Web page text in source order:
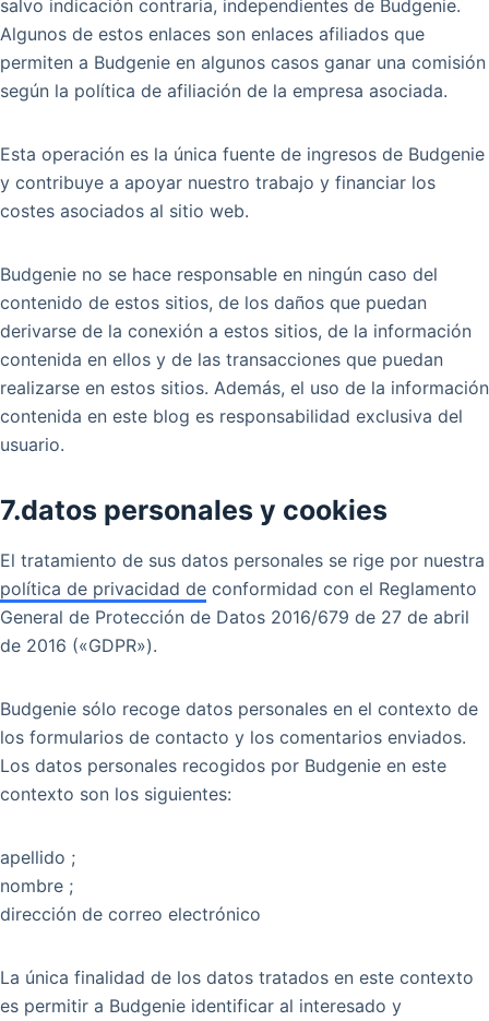
salvo indicación contraria, independientes de Budgenie.
Algunos de estos enlaces son enlaces afiliados que
permiten a Budgenie en algunos casos ganar una comisión
según la política de afiliación de la empresa asociada.
Esta operación es la única fuente de ingresos de Budgenie
y contribuye a apoyar nuestro trabajo y financiar los
costes asociados al sitio web.
Budgenie no se hace responsable en ningún caso del
contenido de estos sitios, de los daños que puedan
derivarse de la conexión a estos sitios, de la información
contenida en ellos y de las transacciones que puedan
realizarse en estos sitios. Además, el uso de la información
contenida en este blog es responsabilidad exclusiva del
usuario.
7.datos personales y cookies
El tratamiento de sus datos personales se rige por nuestra
política de privacidad de conformidad con el Reglamento
General de Protección de Datos 2016/679 de 27 de abril
de 2016 («GDPR»).
Budgenie sólo recoge datos personales en el contexto de
los formularios de contacto y los comentarios enviados.
Los datos personales recogidos por Budgenie en este
contexto son los siguientes:
apellido ;
nombre ;
dirección de correo electrónico
La única finalidad de los datos tratados en este contexto
es permitir a Budgenie identificar al interesado y